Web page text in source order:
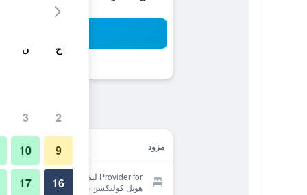
مزود
Provider for ليفربول إن هوتل، شور
هوتل كوليكشن باي بست ويسترن
ح ن
2
3
9
10
16
17